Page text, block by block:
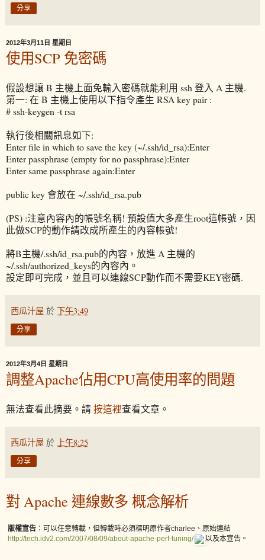
分享
2012年3月11日 星期日
使用SCP 免密碼
假設想讓 B 主機上面免輸入密碼就能利用 ssh 登入 A 主機.
第一: 在 B 主機上使用以下指令產生 RSA key pair :
# ssh-keygen -t rsa
執行後相關訊息如下:
Enter file in which to save the key (~/.ssh/id_rsa):Enter
Enter passphrase (empty for no passphrase):Enter
Enter same passphrase again:Enter
public key 會放在 ~/.ssh/id_rsa.pub
(PS) :注意內容內的帳號名稱! 預設值大多產生root這帳號，因
此做SCP的動作請改成所產生的內容帳號!
將B主機/.ssh/id_rsa.pub的內容，放進 A 主機的
~/.ssh/authorized_keys的內容內。
設定即可完成，並且可以連線SCP動作而不需要KEY密碼.
西瓜汁屋 於 下午3:49
分享
2012年3月4日 星期日
調整Apache佔用CPU高使用率的問題
無法查看此摘要。請按這裡查看文章。
西瓜汁屋 於 上午8:25
分享
對 Apache 連線數多 概念解析
版權宣告 ：可以任意轉載，但轉載時必須標明原作者charlee、原始連結
http://tech.idv2.com/2007/08/09/about-apache-perf-tuning/
以及本宣告。